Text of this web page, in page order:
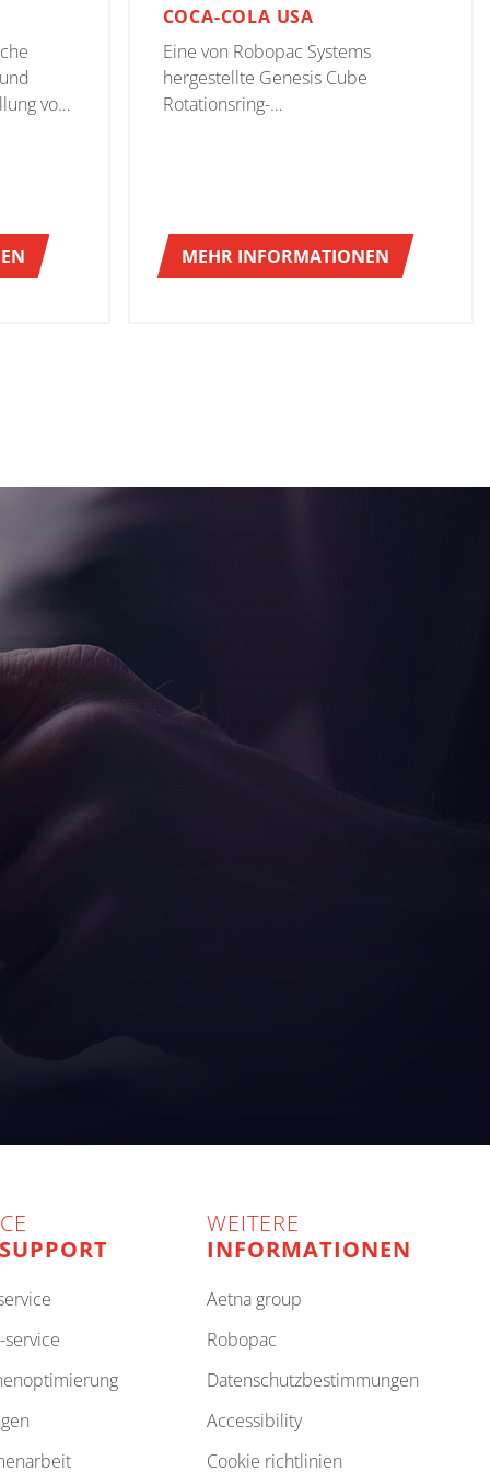
von
COCA-COLA USA
Eine von Robopac Systems
hergestellte Genesis Cube
Rotationsring-
Indianapolis installiert.
MEHR INFORMATIONEN
service
WEITERE
INFORMATIONEN
aetna group
robopac
datenschutzbestimmungen
accessibility
cookie richtlinien